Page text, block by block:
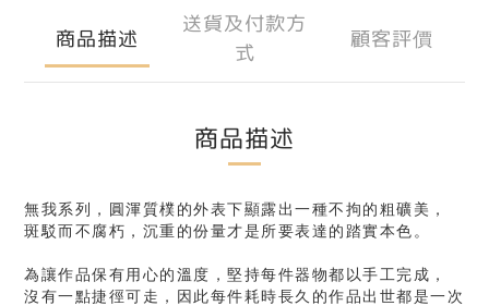
商品描述
送貨及付款方
式
顧客評價
商品描述
無我系列，圓渾質樸的外表下顯露出一種不拘的粗礦美，
斑駁而不腐朽，沉重的份量才是所要表達的踏實本色。
為讓作品保有用心的溫度，堅持每件器物都以手工完成，
沒有一點捷徑可走，因此每件耗時長久的作品出世都是一次